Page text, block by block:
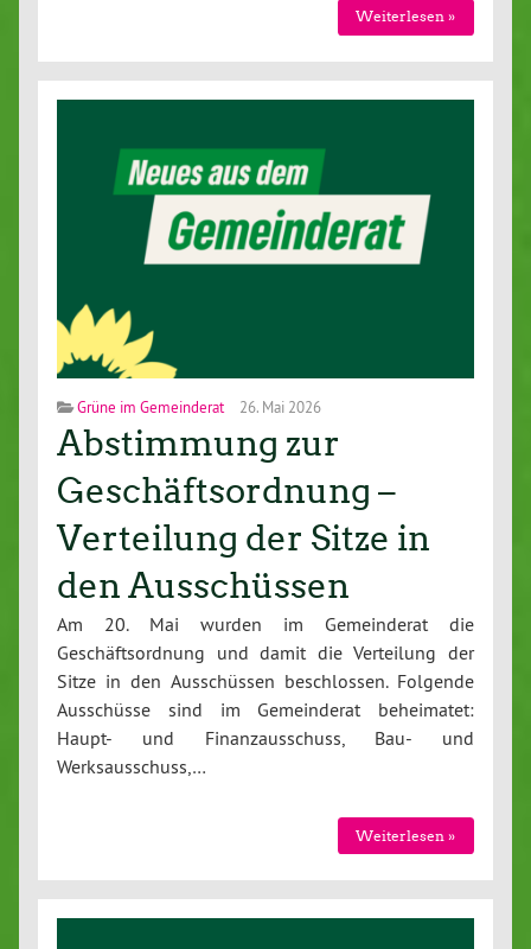
Weiterlesen »
Grüne im Gemeinderat 26. Mai 2026
Abstimmung zur
Geschäftsordnung –
Verteilung der Sitze in
den Ausschüssen
Am 20. Mai wurden im Gemeinderat die
Geschäftsordnung und damit die Verteilung der
Sitze in den Ausschüssen beschlossen. Folgende
Ausschüsse sind im Gemeinderat beheimatet:
Haupt- und Finanzausschuss, Bau- und
Werksausschuss,…
Weiterlesen »